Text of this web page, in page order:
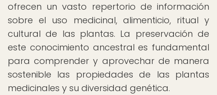
ofrecen un vasto repertorio de información
sobre el uso medicinal, alimenticio, ritual y
cultural de las plantas. La preservación de
este conocimiento ancestral es fundamental
para comprender y aprovechar de manera
sostenible las propiedades de las plantas
medicinales y su diversidad genética.